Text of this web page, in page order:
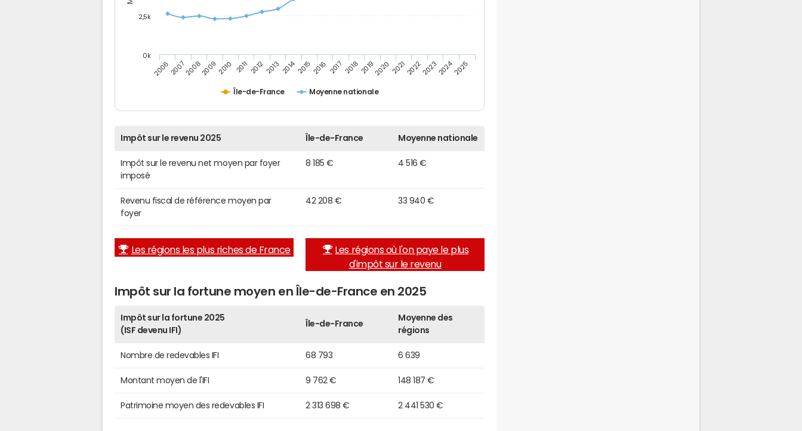
Île-de-France Moyenne nationale
20062007200820092010 2011 20122013201420152016 2017 20182019202020212022202320242025
0k
2,5k
Impôt sur le revenu 2025 Île-de-France Moyenne nationale
Impôt sur le revenu net moyen par foyer
imposé
8 185 € 4 516 €
Revenu fiscal de référence moyen par
foyer
42 208 € 33 940 €
Les régions les plus riches de France
Les régions où l'on paye le plus
d'impôt sur le revenu
Impôt sur la fortune moyen en Île-de-France en 2025
Impôt sur la fortune 2025
(ISF devenu IFI)
Île-de-France
Moyenne des
régions
Nombre de redevables IFI 68 793 6 639
Montant moyen de l'IFI 9 762 € 148 187 €
Patrimoine moyen des redevables IFI 2 313 698 € 2 441 530 €